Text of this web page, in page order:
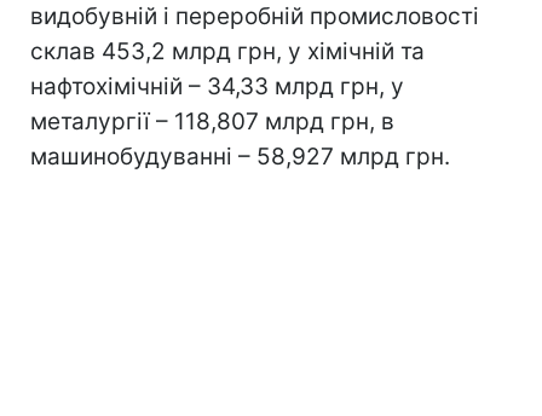
видобувній і переробній промисловості
склав 453,2 млрд грн, у хімічній та
нафтохімічній – 34,33 млрд грн, у
металургії – 118,807 млрд грн, в
машинобудуванні – 58,927 млрд грн.